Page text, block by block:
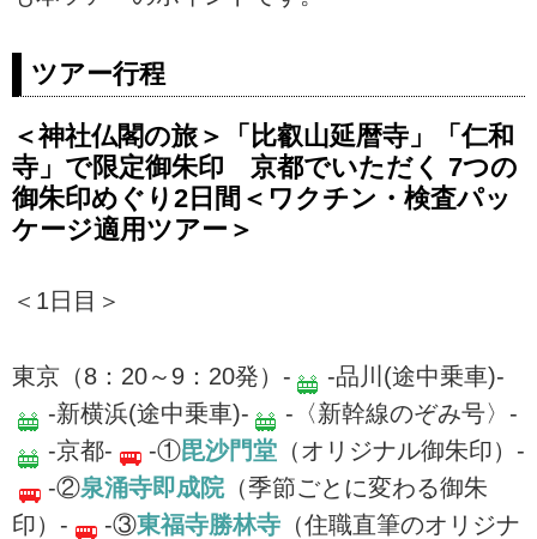
ツアー行程
＜神社仏閣の旅＞「比叡山延暦寺」「仁和
寺」で限定御朱印 京都でいただく 7つの
御朱印めぐり2日間＜ワクチン・検査パッ
ケージ適用ツアー＞
＜1日目＞
東京（8：20～9：20発）-
-品川(途中乗車)-
-新横浜(途中乗車)-
-〈新幹線のぞみ号〉-
-京都-
-①毘沙門堂 （オリジナル御朱印）-
-②泉涌寺即成院（季節ごとに変わる御朱
印）-
-③東福寺勝林寺 （住職直筆のオリジナ